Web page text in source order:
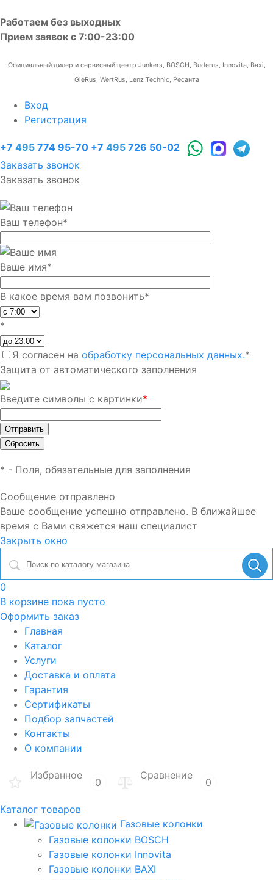
Работаем без выходных
Прием заявок с 7:00-23:00
Официальный дилер и сервисный центр Junkers, BOSCH, Buderus, Innovita, Baxi,
GieRus, WertRus, Lenz Technic, Ресанта
Вход
Регистрация
+7 495 774 95-70 +7 495 726 50-02
Заказать звонок
Заказать звонок
Ваш телефон*
Ваше имя*
В какое время вам позвонить*
*
Я согласен на обработку персональных данных.*
Защита от автоматического заполнения
Введите символы с картинки*
* - Поля, обязательные для заполнения
Сообщение отправлено
Ваше сообщение успешно отправлено. В ближайшее
время с Вами свяжется наш специалист
Закрыть окно
0
В корзине пока пусто
Оформить заказ
Главная
Каталог
Услуги
Доставка и оплата
Гарантия
Сертификаты
Подбор запчастей
Контакты
О компании
Избранное
0
Сравнение
0
Каталог товаров
Газовые колонки
Газовые колонки BOSCH
Газовые колонки Innovita
Газовые колонки BAXI